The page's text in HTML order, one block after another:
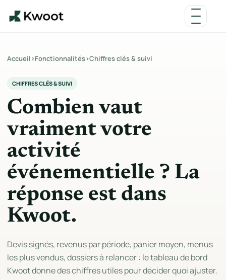
Accueil›Fonctionnalités›Chiffres clés & suivi
CHIFFRES CLÉS & SUIVI
Combien vaut
vraiment votre
activité
événementielle ? La
réponse est dans
Kwoot.
Devis signés, revenus par période, panier moyen, menus
les plus vendus, dossiers à relancer : le tableau de bord
Kwoot donne des chiffres utiles pour décider quoi ajuster.